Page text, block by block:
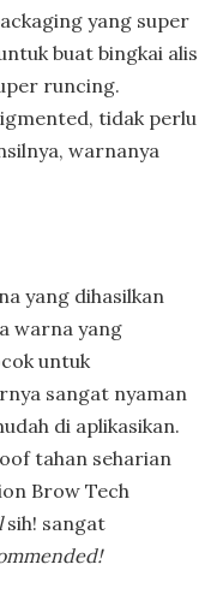
yang super
buat bingkai alis
runcing.
tidak perlu
warnanya
yang dihasilkan
warna yang
untuk
sangat nyaman
di aplikasikan.
tahan seharian
Brow Tech
sih! sangat